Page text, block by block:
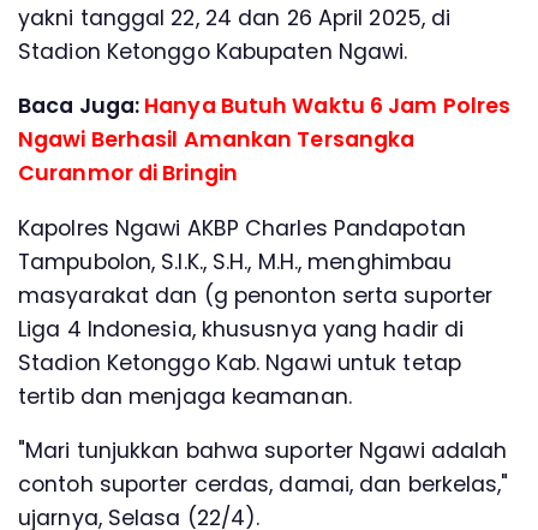
yakni tanggal 22, 24 dan 26 April 2025, di
Stadion Ketonggo Kabupaten Ngawi.
Baca Juga: Hanya Butuh Waktu 6 Jam Polres
Ngawi Berhasil Amankan Tersangka
Curanmor di Bringin
Kapolres Ngawi AKBP Charles Pandapotan
Tampubolon, S.I.K., S.H., M.H., menghimbau
masyarakat dan (g penonton serta suporter
Liga 4 Indonesia, khususnya yang hadir di
Stadion Ketonggo Kab. Ngawi untuk tetap
tertib dan menjaga keamanan.
"Mari tunjukkan bahwa suporter Ngawi adalah
contoh suporter cerdas, damai, dan berkelas,"
ujarnya, Selasa (22/4).